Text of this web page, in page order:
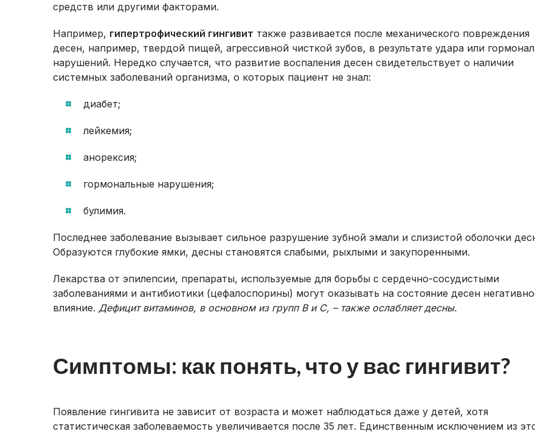
средств или другими факторами.
Например, гипертрофический гингивит также развивается после механического повреждения
десен, например, твердой пищей, агрессивной чисткой зубов, в результате удара или
нарушений. Нередко случается, что развитие воспаления десен свидетельствует о наличии
системных заболеваний организма, о которых пациент не знал:
диабет;
лейкемия;
анорексия;
гормональные нарушения;
булимия.
Последнее заболевание вызывает сильное разрушение зубной эмали и слизистой оболочки
Образуются глубокие ямки, десны становятся слабыми, рыхлыми и закупоренными.
Лекарства от эпилепсии, препараты, используемые для борьбы с сердечно-сосудистыми
заболеваниями и антибиотики (цефалоспорины) могут оказывать на состояние десен
влияние. Дефицит витаминов, в основном из групп В и С, – также ослабляет десны.
Симптомы: как понять, что у вас гингивит?
Появление гингивита не зависит от возраста и может наблюдаться даже у детей, хотя
статистическая заболеваемость увеличивается после 35 лет. Единственным исключением из